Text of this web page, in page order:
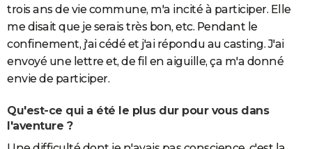
trois ans de vie commune, m'a incité à participer. Elle
me disait que je serais très bon, etc. Pendant le
confinement, j'ai cédé et j'ai répondu au casting. J'ai
envoyé une lettre et, de fil en aiguille, ça m'a donné
envie de participer.
Qu'est-ce qui a été le plus dur pour vous dans
l'aventure ?